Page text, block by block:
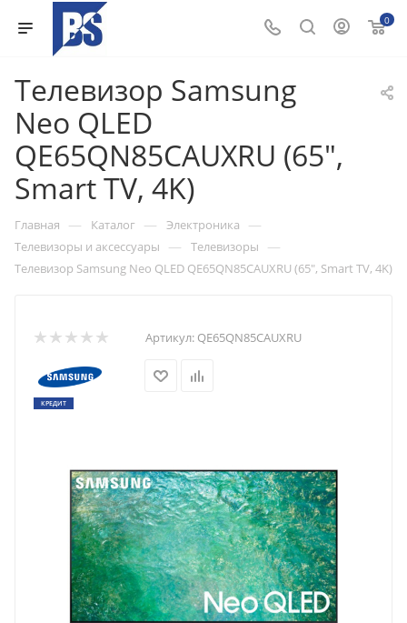
0
Телевизор Samsung
Neo QLED
QE65QN85CAUXRU (65",
Smart TV, 4K)
Главная — Каталог — Электроника —
Телевизоры и аксессуары — Телевизоры —
Телевизор Samsung Neo QLED QE65QN85CAUXRU (65", Smart TV, 4K)
Артикул: QE65QN85CAUXRU
КРЕДИТ